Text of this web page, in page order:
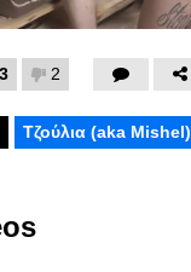
2
Τζούλια (aka Mishel)